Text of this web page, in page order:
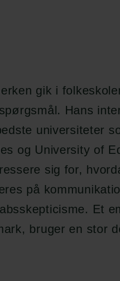
gik i
Hans
universiteter
og University of
sig for,
på
Et
bruger en stor